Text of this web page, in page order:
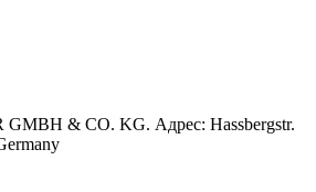
& CO. KG. Адрес: Hassbergstr.